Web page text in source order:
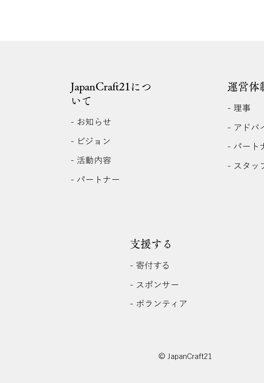
JapanCraft21につ
いて
- お知らせ
- ビジョン
- 活動内容
- パートナー
運営体
- 理事
- アドバ
- パート
- スタッ
支援する
- 寄付する
- スポンサー
- ボランティア
© JapanCraft21